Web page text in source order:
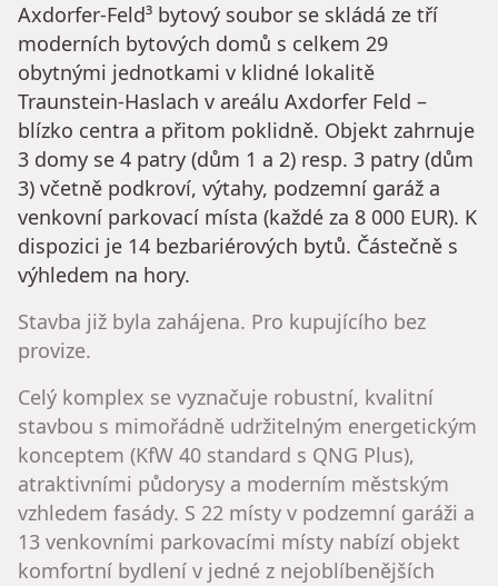
Axdorfer-Feld³ bytový soubor se skládá ze tří
moderních bytových domů s celkem 29
obytnými jednotkami v klidné lokalitě
Traunstein-Haslach v areálu Axdorfer Feld –
blízko centra a přitom poklidně. Objekt zahrnuje
3 domy se 4 patry (dům 1 a 2) resp. 3 patry (dům
3) včetně podkroví, výtahy, podzemní garáž a
venkovní parkovací místa (každé za 8 000 EUR). K
dispozici je 14 bezbariérových bytů. Částečně s
výhledem na hory.
Stavba již byla zahájena. Pro kupujícího bez
provize.
Celý komplex se vyznačuje robustní, kvalitní
stavbou s mimořádně udržitelným energetickým
konceptem (KfW 40 standard s QNG Plus),
atraktivními půdorysy a moderním městským
vzhledem fasády. S 22 místy v podzemní garáži a
13 venkovními parkovacími místy nabízí objekt
komfortní bydlení v jedné z nejoblíbenějších